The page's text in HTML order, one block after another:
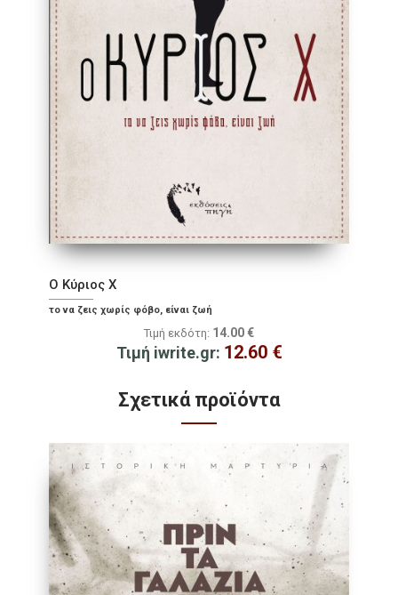
Ο Κύριος Χ
το να ζεις χωρίς φόβο, είναι ζωή
Τιμή εκδότη: 14.00 €
Τιμή iwrite.gr: 12.60 €
Σχετικά προϊόντα